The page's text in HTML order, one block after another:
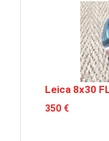
Leica 8x30
350 €